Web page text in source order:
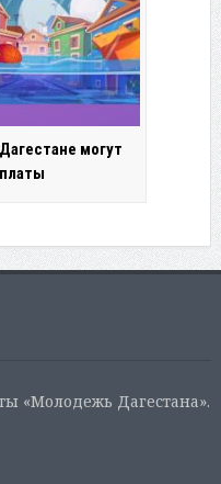
могут
«Молодежь Дагестана».